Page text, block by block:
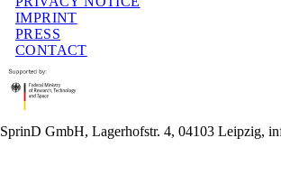
IMPRINT
PRESS
CONTACT
SprinD GmbH, Lagerhofstr. 4, 04103 Leipzig,